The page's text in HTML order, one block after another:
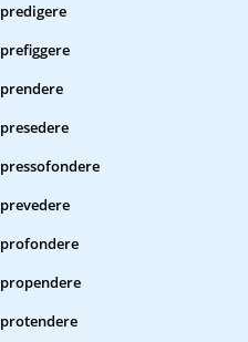
predigere
prefiggere
prendere
presedere
pressofondere
prevedere
profondere
propendere
protendere